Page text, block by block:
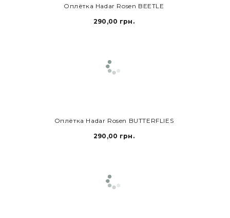
В КОРЗИНУОплётка Hadar Rosen BEETLE
290,00 грн.
В КОРЗИНУОплётка Hadar Rosen BUTTERFLIES
290,00 грн.